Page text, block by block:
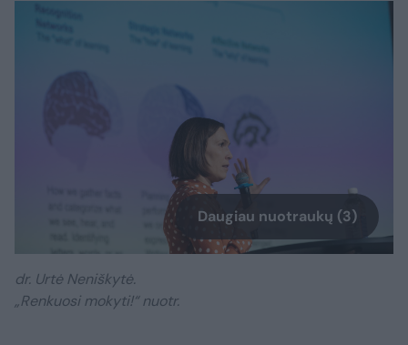
Daugiau nuotraukų (3)
dr. Urtė Neniškytė.
„Renkuosi mokyti!“ nuotr.